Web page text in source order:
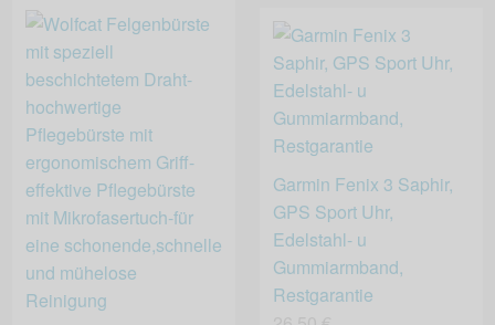
Garmin Fenix 3 Saphir,
GPS Sport Uhr,
Edelstahl- u
Gummiarmband,
Restgarantie